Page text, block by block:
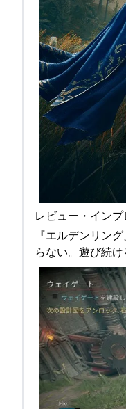
レビュー・インプ
『エルデンリン
らない。遊び続